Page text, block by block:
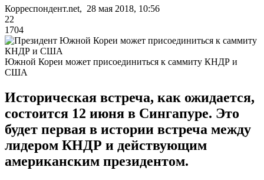
Корреспондент.net, 28 мая 2018, 10:56
22
1704
Южной Кореи может присоединиться к саммиту КНДР и
США
Историческая встреча, как ожидается,
состоится 12 июня в Сингапуре. Это
будет первая в истории встреча между
лидером КНДР и действующим
американским президентом.